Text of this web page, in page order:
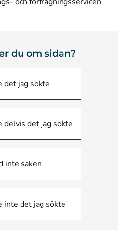
du om sidan?
det jag sökte
delvis det jag sökte
inte saken
inte det jag sökte